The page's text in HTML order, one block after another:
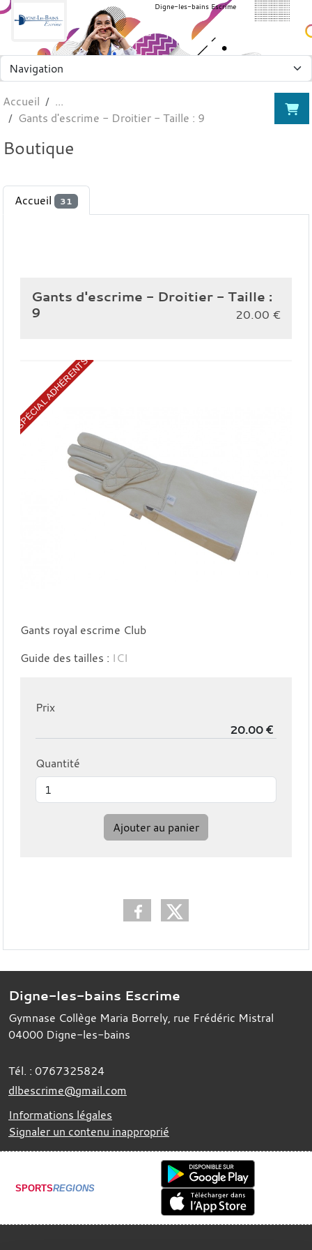
Digne-les-bains Escrime
Accueil
Gants d'escrime - Droitier - Taille : 9
Boutique
Accueil 31
Gants d'escrime - Droitier - Taille :
9
20.00 €
SPÉCIAL ADHÉRENTS
Gants royal escrime Club
Guide des tailles : ICI
Prix
Quantité
Ajouter au panier
Digne-les-bains Escrime
Gymnase Collège Maria Borrely, rue Frédéric Mistral
04000 Digne-les-bains
Tél. : 0767325824
dlbescrime@gmail.com
Informations légales
Signaler un contenu inapproprié
SPORTSREGIONS
Panneau de gestion des cookies